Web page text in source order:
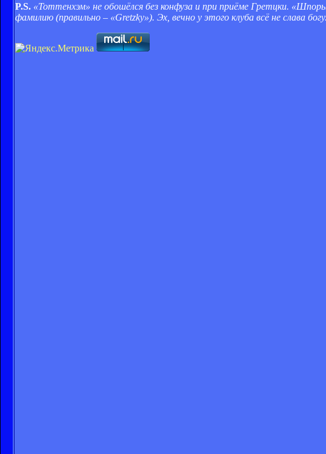
P.S. «Тоттенхэм» не обошёлся без конфуза и при приёме Гретцки.
фамилию (правильно – «Gretzky»). Эх, вечно у этого клуба всё не слава